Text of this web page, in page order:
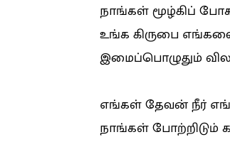
நாங்கள் மூழ்கிப்
உங்க கிருபை
இமைப்பொழுதும்
எங்கள் தேவன் நீர்
நாங்கள் போற்றிடும்